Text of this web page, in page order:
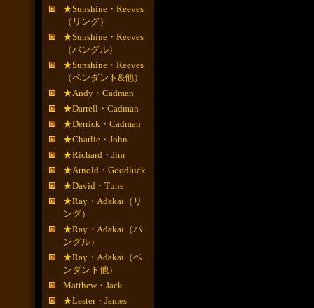
★Sunshine・Reeves
（リング）
★Sunshine・Reeves
（バングル）
★Sunshine・Reeves
（ペンダント&他）
★Andy・Cadman
★Darrell・Cadman
★Derrick・Cadman
★Charlie・John
★Richard・Jim
★Arnold・Goodluck
★David・Tune
★Ray・Adakai（リ
ング）
★Ray・Adakai（バ
ングル）
★Ray・Adakai（ペ
ンダント他）
Matthew・Jack
★Lester・James